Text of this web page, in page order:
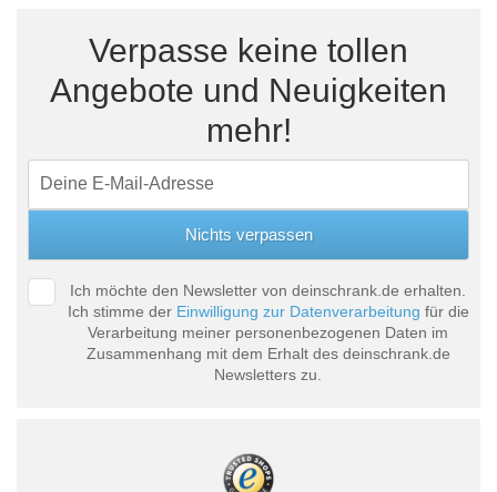
Verpasse keine tollen
Angebote und Neuigkeiten
mehr!
Ich möchte den Newsletter von deinschrank.de erhalten.
Ich stimme der Einwilligung zur Datenverarbeitung für die
Verarbeitung meiner personenbezogenen Daten im
Zusammenhang mit dem Erhalt des deinschrank.de
Newsletters zu.